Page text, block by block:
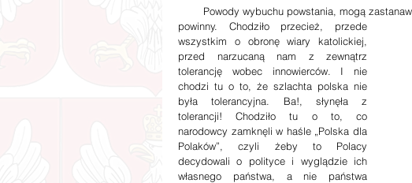
Powody wybuchu powstania, mogą
powinny. Chodziło przecież, przede
wszystkim o obronę wiary katolickiej,
przed narzucaną nam z zewnątrz
tolerancję wobec innowierców. I nie
chodzi tu o to, że szlachta polska nie
była tolerancyjna. Ba!, słynęła z
tolerancji! Chodziło tu o to, co
narodowcy zamknęli w haśle „Polska dla
Polaków”, czyli żeby to Polacy
decydowali o polityce i wyglądzie ich
własnego państwa, a nie państwa